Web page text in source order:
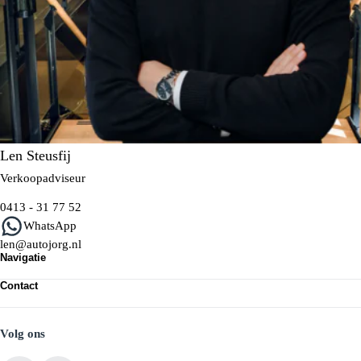
Len Steusfij
Verkoopadviseur
0413 - 31 77 52
WhatsApp
len@autojorg.nl
Navigatie
Full Operational Lease
Contact
Volg ons